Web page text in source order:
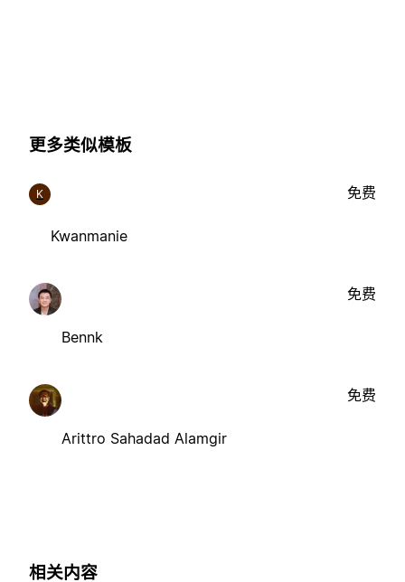
更多类似模板
K
Kwanmanie
免费
Bennk
免费
Arittro Sahadad Alamgir
免费
相关内容